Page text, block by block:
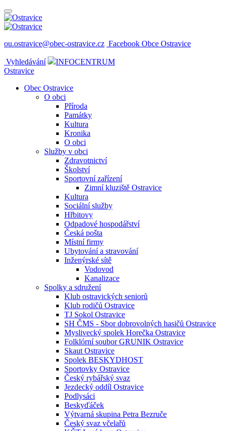
ou.ostravice@obec-ostravice.cz Facebook Obce Ostravice
Vyhledávání
INFOCENTRUM
Ostravice
Obec Ostravice
O obci
Příroda
Památky
Kultura
Kronika
O obci
Služby v obci
Zdravotnictví
Školství
Sportovní zařízení
Zimní kluziště Ostravice
Kultura
Sociální služby
Hřbitovy
Odpadové hospodářství
Česká pošta
Místní firmy
Ubytování a stravování
Inženýrské sítě
Vodovod
Kanalizace
Spolky a sdružení
Klub ostravických seniorů
Klub rodičů Ostravice
TJ Sokol Ostravice
SH ČMS - Sbor dobrovolných hasičů Ostravice
Myslivecký spolek Horečka Ostravice
Folklórní soubor GRUNIK Ostravice
Skaut Ostravice
Spolek BESKYDHOST
Sportovky Ostravice
Český rybářský svaz
Jezdecký oddíl Ostravice
Podlysáci
Beskyďáček
Výtvarná skupina Petra Bezruče
Český svaz včelařů